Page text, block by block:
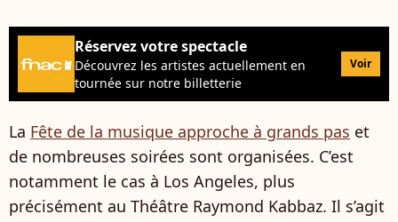
Réservez votre spectacle
Découvrez les artistes actuellement en
tournée sur notre billetterie
Voir
La Fête de la musique approche à grands pas et
de nombreuses soirées sont organisées. C’est
notamment le cas à Los Angeles, plus
précisément au Théâtre Raymond Kabbaz. Il s’agit